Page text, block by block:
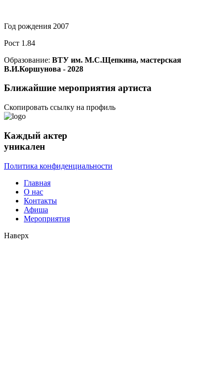
Год рождения 2007
Рост 1.84
Образование: ВТУ им. М.С.Щепкина, мастерская
В.И.Коршунова - 2028
Ближайшие мероприятия артиста
Скопировать ссылку на профиль
Каждый актер
уникален
Политика конфиденциальности
Главная
О нас
Контакты
Афиша
Мероприятия
Наверх